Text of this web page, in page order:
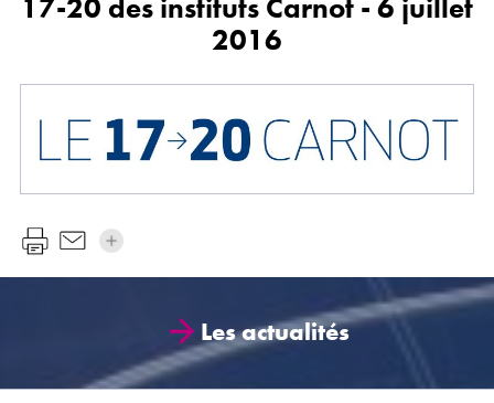
17-20 des instituts Carnot - 6 juillet
2016
Les actualités